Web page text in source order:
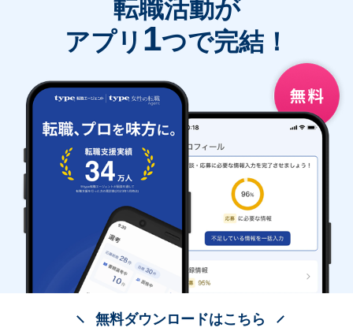
転職活動が
アプリ 1つで完結！
無料ダウンロードはこちら